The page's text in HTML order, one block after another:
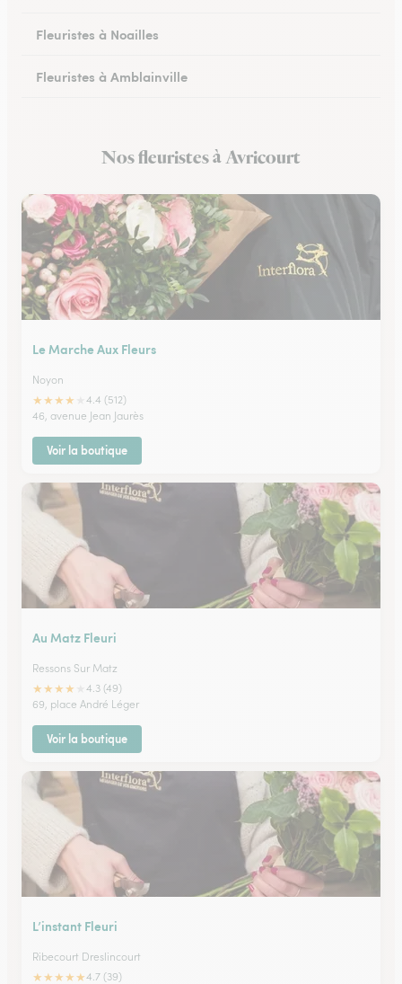
Fleuristes à Noailles
Fleuristes à Amblainville
Fleuristes à LiervilleNos fleuristes à Avricourt
Le Marche Aux Fleurs
Noyon
★★★★
4.4 (512)
46, avenue Jean Jaurès
Voir la boutique
Au Matz Fleuri
Ressons Sur Matz
★★★★
4.3 (49)
69, place André Léger
Voir la boutique
L’instant Fleuri
Ribecourt Dreslincourt
★★★★★4.7 (39)